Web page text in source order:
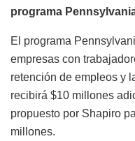
programa
El programa
empresas con
retención de empleos y
recibirá $10 millones
propuesto por Shapiro
millones.